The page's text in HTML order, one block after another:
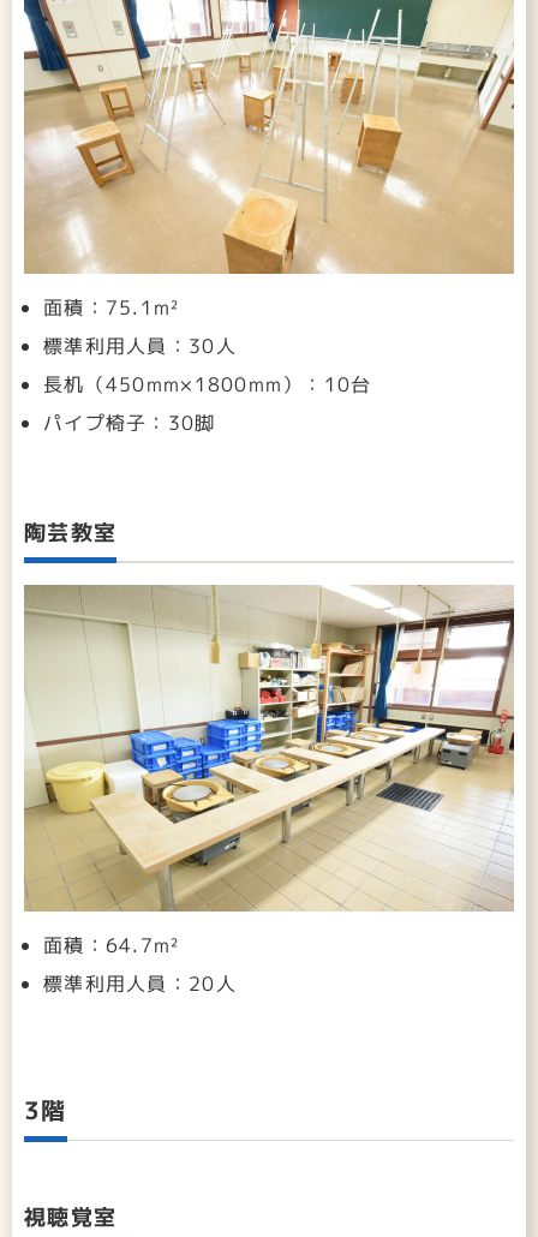
面積：75.1m²
標準利用人員：30人
長机（450mm×1800mm）：10台
パイプ椅子：30脚
陶芸教室
面積：64.7m²
標準利用人員：20人
3階
視聴覚室